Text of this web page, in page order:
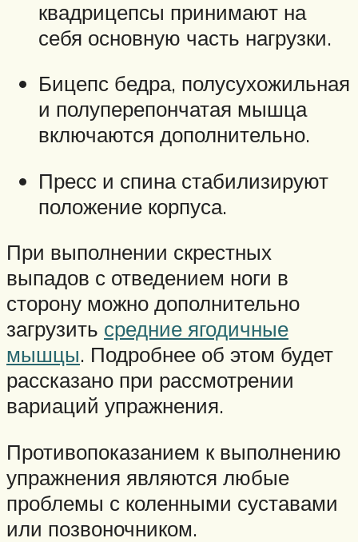
квадрицепсы принимают на
себя основную часть нагрузки.
Бицепс бедра, полусухожильная
и полуперепончатая мышца
включаются дополнительно.
Пресс и спина стабилизируют
положение корпуса.
При выполнении скрестных
выпадов с отведением ноги в
сторону можно дополнительно
загрузить средние ягодичные
мышцы. Подробнее об этом будет
рассказано при рассмотрении
вариаций упражнения.
Противопоказанием к выполнению
упражнения являются любые
проблемы с коленными суставами
или позвоночником.